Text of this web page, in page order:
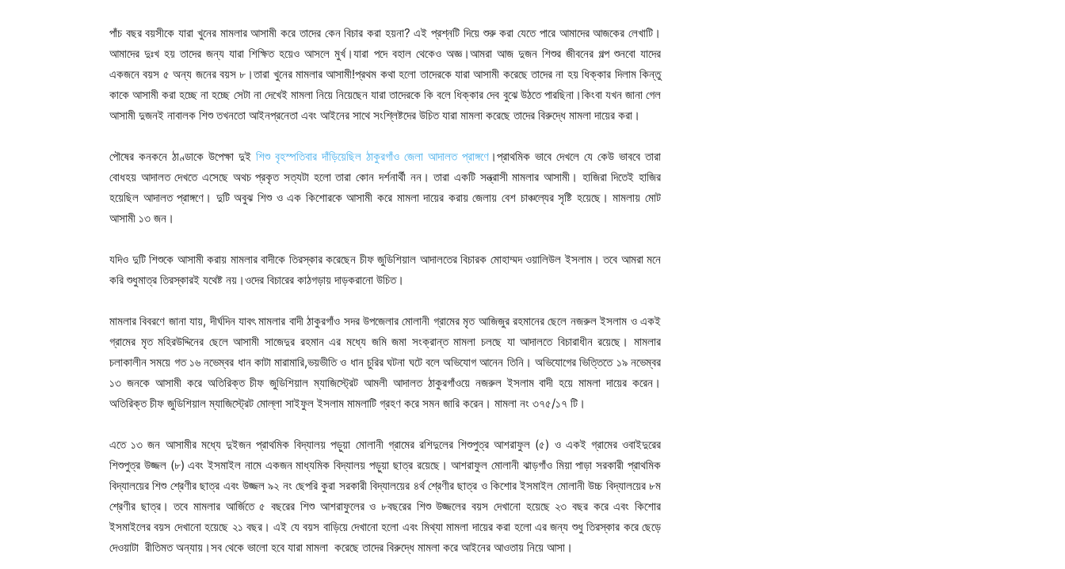
পাঁচ বছর বয়সীকে যারা খুনের মামলার আসামী করে তাদের কেন বিচার করা হয়না? এই প্রশ্নটি দিয়ে শুরু করা যেতে পারে আমাদের আজকের লেখাটি।
আমাদের দুঃখ হয় তাদের জন্য যারা শিক্ষিত হয়েও আসলে মুর্খ।যারা পদে বহাল থেকেও অজ্ঞ।আমরা আজ দুজন শিশুর জীবনের গল্প শুনবো যাদের
একজনে বয়স ৫ অন্য জনের বয়স ৮।তারা খুনের মামলার আসামী!প্রথম কথা হলো তাদেরকে যারা আসামী করেছে তাদের না হয় ধিক্কার দিলাম কিন্তু
কাকে আসামী করা হচ্ছে না হচ্ছে সেটা না দেখেই মামলা নিয়ে নিয়েছেন যারা তাদেরকে কি বলে ধিক্কার দেব বুঝে উঠতে পারছিনা।কিংবা যখন জানা গেল
আসামী দুজনই নাবালক শিশু তখনতো আইনপ্রনেতা এবং আইনের সাথে সংশ্লিষ্টদের উচিত যারা মামলা করেছে তাদের বিরুদ্ধে মামলা দায়ের করা।
পৌষের কনকনে ঠাণ্ডাকে উপেক্ষা দুই শিশু বৃহস্পতিবার দাঁড়িয়েছিল ঠাকুরগাঁও জেলা আদালত প্রাঙ্গণে ।প্রাথমিক ভাবে দেখলে যে কেউ ভাববে তারা
বোধহয় আদালত দেখতে এসেছে অথচ প্রকৃত সত্যটা হলো তারা কোন দর্শনার্থী নন। তারা একটি সন্ত্রাসী মামলার আসামী। হাজিরা দিতেই হাজির
হয়েছিল আদালত প্রাঙ্গণে। দুটি অবুঝ শিশু ও এক কিশোরকে আসামী করে মামলা দায়ের করায় জেলায় বেশ চাঞ্চল্যের সৃষ্টি হয়েছে। মামলায় মোট
আসামী ১৩ জন।
যদিও দুটি শিশুকে আসামী করায় মামলার বাদীকে তিরস্কার করেছেন চীফ জুডিশিয়াল আদালতের বিচারক মোহাম্মদ ওয়ালিউল ইসলাম। তবে আমরা মনে
করি শুধুমাত্র তিরস্কারই যথেষ্ট নয়।ওদের বিচারের কাঠগড়ায় দাড়করানো উচিত।
মামলার বিবরণে জানা যায়, দীর্ঘদিন যাবৎ মামলার বাদী ঠাকুরগাঁও সদর উপজেলার মোলানী গ্রামের মৃত আজিজুর রহমানের ছেলে নজরুল ইসলাম ও একই
গ্রামের মৃত মহিরউদ্দিনের ছেলে আসামী সাজেদুর রহমান এর মধ্যে জমি জমা সংক্রান্ত মামলা চলছে যা আদালতে বিচারাধীন রয়েছে। মামলার
চলাকালীন সময়ে গত ১৬ নভেম্বর ধান কাটা মারামারি,ভয়ভীতি ও ধান চুরির ঘটনা ঘটে বলে অভিযোগ আনেন তিনি। অভিযোগের ভিত্তিতে ১৯ নভেম্বর
১৩ জনকে আসামী করে অতিরিক্ত চীফ জুডিশিয়াল ম্যাজিস্ট্রেট আমলী আদালত ঠাকুরগাঁওয়ে নজরুল ইসলাম বাদী হয়ে মামলা দায়ের করেন।
অতিরিক্ত চীফ জুডিশিয়াল ম্যাজিস্ট্রেট মোল্লা সাইফুল ইসলাম মামলাটি গ্রহণ করে সমন জারি করেন। মামলা নং ৩৭৫/১৭ টি।
এতে ১৩ জন আসামীর মধ্যে দুইজন প্রাথমিক বিদ্যালয় পড়ুয়া মোলানী গ্রামের রশিদুলের শিশুপুত্র আশরাফুল (৫) ও একই গ্রামের ওবাইদুরের
শিশুপুত্র উজ্জল (৮) এবং ইসমাইল নামে একজন মাধ্যমিক বিদ্যালয় পড়ুয়া ছাত্র রয়েছে। আশরাফুল মোলানী ঝাড়গাঁও মিয়া পাড়া সরকারী প্রাথমিক
বিদ্যালয়ের শিশু শ্রেণীর ছাত্র এবং উজ্জল ৯২ নং ছেপরি কুরা সরকারী বিদ্যালয়ের ৪র্থ শ্রেণীর ছাত্র ও কিশোর ইসমাইল মোলানী উচ্চ বিদ্যালয়ের ৮ম
শ্রেণীর ছাত্র। তবে মামলার আর্জিতে ৫ বছরের শিশু আশরাফুলের ও ৮বছরের শিশু উজ্জলের বয়স দেখানো হয়েছে ২৩ বছর করে এবং কিশোর
ইসমাইলের বয়স দেখানো হয়েছে ২১ বছর। এই যে বয়স বাড়িয়ে দেখানো হলো এবং মিথ্যা মামলা দায়ের করা হলো এর জন্য শুধু তিরস্কার করে ছেড়ে
দেওয়াটা রীতিমত অন্যায়।সব থেকে ভালো হবে যারা মামলা করেছে তাদের বিরুদ্ধে মামলা করে আইনের আওতায় নিয়ে আসা।